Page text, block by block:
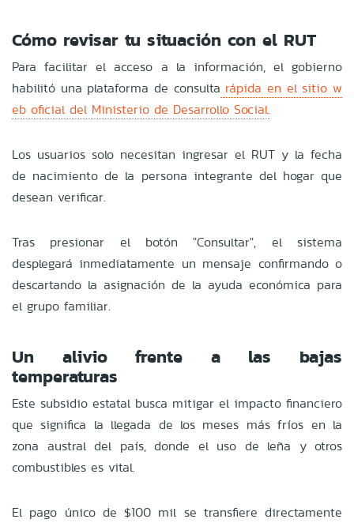
Cómo revisar tu situación con el RUT
Para facilitar el acceso a la información, el gobierno
habilitó una plataforma de consulta rápida en el sitio w
eb oficial del Ministerio de Desarrollo Social.
Los usuarios solo necesitan ingresar el RUT y la fecha
de nacimiento de la persona integrante del hogar que
desean verificar.
Tras presionar el botón "Consultar", el sistema
desplegará inmediatamente un mensaje confirmando o
descartando la asignación de la ayuda económica para
el grupo familiar.
Un alivio frente a las bajas
temperaturas
Este subsidio estatal busca mitigar el impacto financiero
que significa la llegada de los meses más fríos en la
zona austral del país, donde el uso de leña y otros
combustibles es vital.
El pago único de $100 mil se transfiere directamente